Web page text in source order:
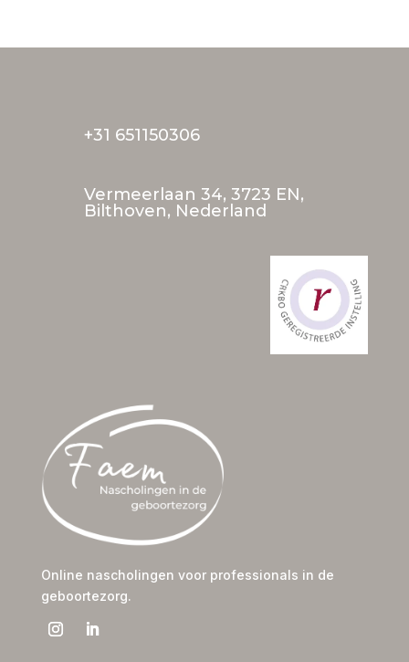
+31 651150306
Vermeerlaan 34, 3723 EN,
Bilthoven, Nederland
Online nascholingen voor professionals in de
geboortezorg.